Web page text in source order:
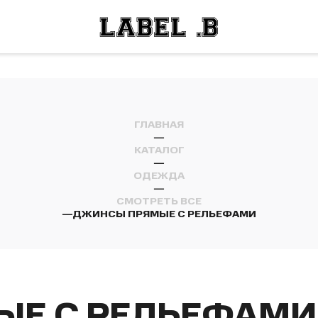
ГЛАВНАЯ
—
КАТАЛОГ
—
ОДЕЖДА
—
СМОТРЕТЬ ВСЕ
—ДЖИНСЫ ПРЯМЫЕ С РЕЛЬЕФАМИ